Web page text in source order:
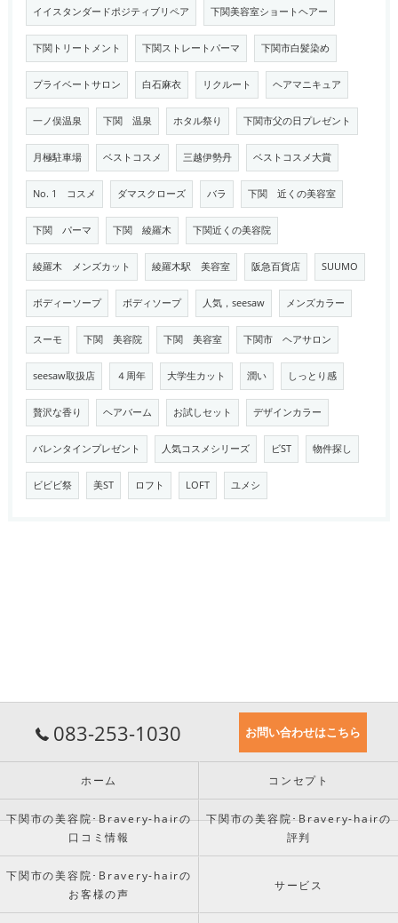
イイスタンダードポジティブリペア 下関美容室ショートヘアー
下関トリートメント 下関ストレートパーマ 下関市白髪染め
プライベートサロン 白石麻衣 リクルート ヘアマニキュア
一ノ俣温泉 下関 温泉 ホタル祭り 下関市父の日プレゼント
月極駐車場 ベストコスメ 三越伊勢丹 ベストコスメ大賞
No. 1 コスメ ダマスクローズ バラ 下関 近くの美容室
下関 パーマ 下関 綾羅木 下関近くの美容院
綾羅木 メンズカット 綾羅木駅 美容室 阪急百貨店 SUUMO
ボディーソープ ボディソープ 人気，seesaw メンズカラー
スーモ 下関 美容院 下関 美容室 下関市 ヘアサロン
seesaw取扱店 ４周年 大学生カット 潤い しっとり感
贅沢な香り ヘアバーム お試しセット デザインカラー
バレンタインプレゼント 人気コスメシリーズ ビST 物件探し
ビビビ祭 美ST ロフト LOFT ユメシ
083-253-1030 お問い合わせはこちら
ホーム コンセプト
下関市の美容院･Bravery-hairの
口コミ情報
下関市の美容院･Bravery-hairの
評判
下関市の美容院･Bravery-hairの
お客様の声
サービス